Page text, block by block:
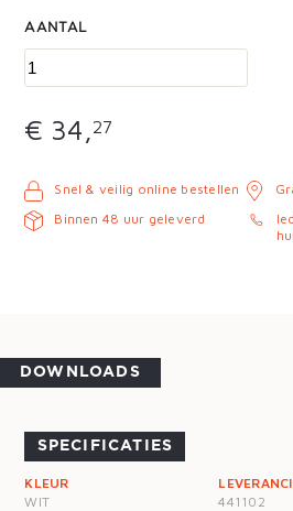
AANTAL
€ 34,27
Snel & veilig online bestellen
Binnen 48 uur geleverd
DOWNLOADS
SPECIFICATIES
KLEUR
WIT
441102